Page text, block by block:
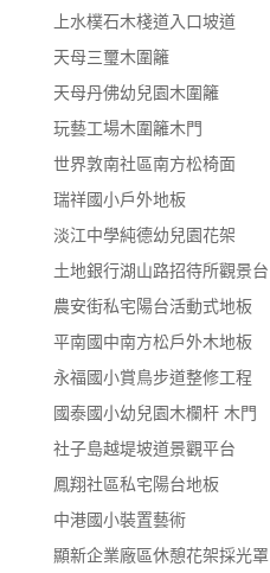
上水樸石木棧道入口坡道
天母三璽木圍籬
天母丹佛幼兒園木圍籬
玩藝工場木圍籬木門
世界敦南社區南方松椅面
瑞祥國小戶外地板
淡江中學純德幼兒園花架
土地銀行湖山路招待所觀景台
農安街私宅陽台活動式地板
平南國中南方松戶外木地板
永福國小賞鳥步道整修工程
國泰國小幼兒園木欄杆 木門
社子島越堤坡道景觀平台
鳳翔社區私宅陽台地板
中港國小裝置藝術
顯新企業廠區休憩花架採光罩